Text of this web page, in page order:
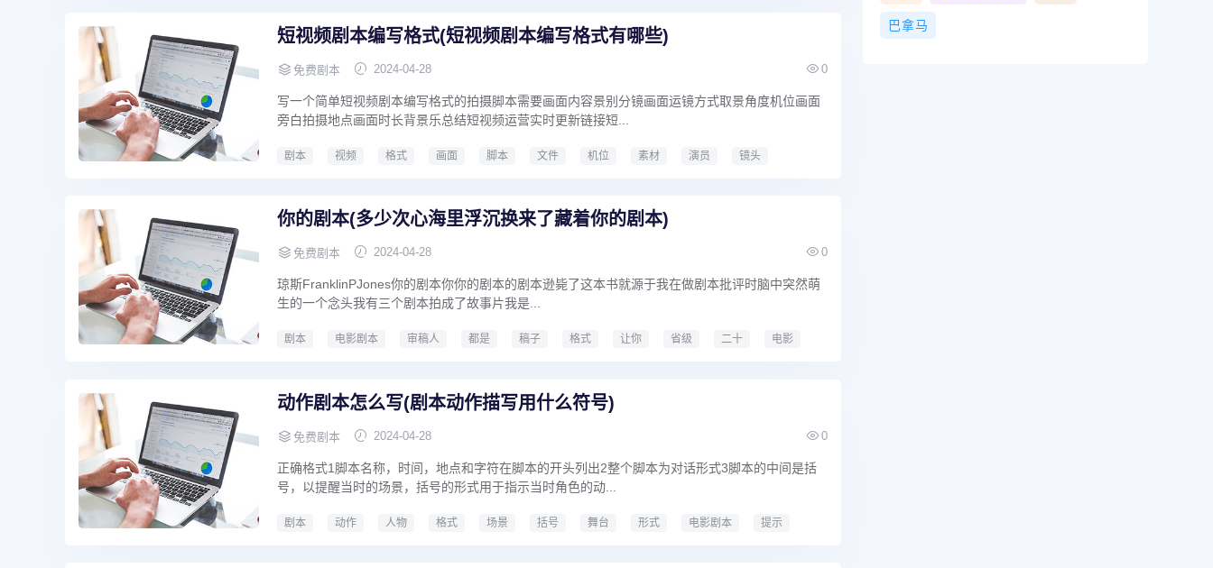
短视频剧本编写格式(短视频剧本编写格式有哪些)
免费剧本 2024-04-28 0
写一个简单短视频剧本编写格式的拍摄脚本需要画面内容景别分镜画面运镜方式取景角度机位画面
旁白拍摄地点画面时长背景乐总结短视频运营实时更新链接短...
剧本 视频 格式 画面 脚本 文件 机位 素材 演员
镜头
你的剧本(多少次心海里浮沉换来了藏着你的剧本)
免费剧本 2024-04-28 0
琼斯FranklinPJones你的剧本你你的剧本的剧本逊毙了这本书就源于我在做剧本批评时脑中突然萌
生的一个念头我有三个剧本拍成了故事片我是...
剧本 电影剧本 审稿人 都是 稿子 格式 让你 省级 二十
电影
动作剧本怎么写(剧本动作描写用什么符号)
免费剧本 2024-04-28 0
正确格式1脚本名称，时间，地点和字符在脚本的开头列出2整个脚本为对话形式3脚本的中间是括
号，以提醒当时的场景，括号的形式用于指示当时角色的动...
剧本 动作 人物 格式 场景 括号 舞台 形式 电影剧本
提示
巴拿马